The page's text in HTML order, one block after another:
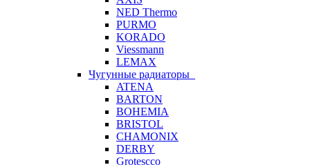
NED Thermo
PURMO
KORADO
Viessmann
LEMAX
Чугунные радиаторы
ATENA
BARTON
BOHEMIA
BRISTOL
CHAMONIX
DERBY
Grotescco